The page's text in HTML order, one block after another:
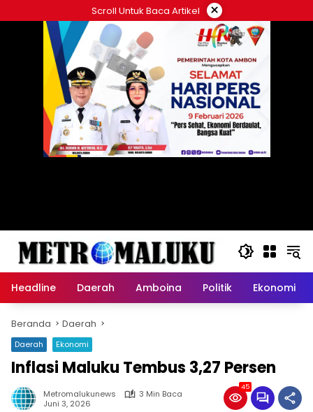
ke
Scroll Untuk Baca Artikel ×
Headline Daerah Amboina Politik Ekonomi
Beranda Daerah
Daerah Ekonomi
Inflasi Maluku Tembus 3,27 Persen
Metromalukunews
3 Min Baca
Juni 3, 2026
45